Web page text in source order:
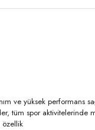
ve yüksek performans
tüm spor